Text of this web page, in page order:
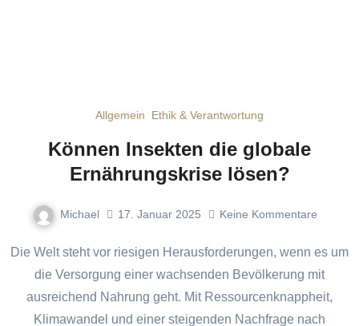
Allgemein Ethik & Verantwortung
Können Insekten die globale
Ernährungskrise lösen?
Michael 17. Januar 2025 Keine Kommentare
Die Welt steht vor riesigen Herausforderungen, wenn es um
die Versorgung einer wachsenden Bevölkerung mit
ausreichend Nahrung geht. Mit Ressourcenknappheit,
Klimawandel und einer steigenden Nachfrage nach